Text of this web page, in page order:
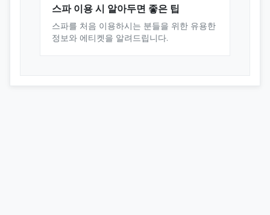
스파 이용 시 알아두면 좋은 팁
스파를 처음 이용하시는 분들을 위한 유용한
정보와 에티켓을 알려드립니다.